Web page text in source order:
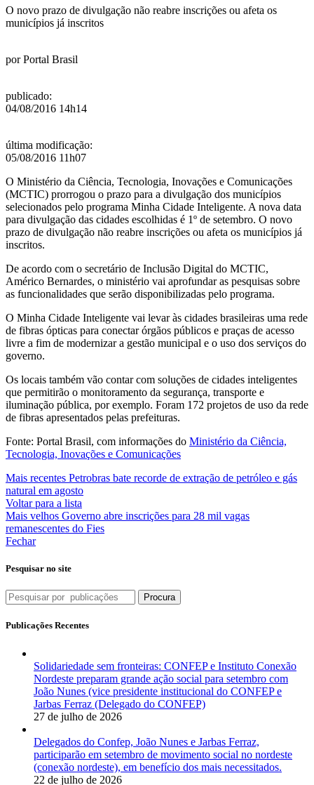
do
O novo prazo de divulgação não reabre inscrições ou afeta os
municípios já inscritos
porPortal Brasil
publicado:
04/08/2016 14h14
última modificação:
05/08/2016 11h07
O Ministério da Ciência, Tecnologia, Inovações e Comunicações
(MCTIC) prorrogou o prazo para a divulgação dos municípios
selecionados pelo programa Minha Cidade Inteligente. A nova data
para divulgação das cidades escolhidas é 1º de setembro. O novo
prazo de divulgação não reabre inscrições ou afeta os municípios já
inscritos.
De acordo com o secretário de Inclusão Digital do MCTIC,
Américo Bernardes, o ministério vai aprofundar as pesquisas sobre
as funcionalidades que serão disponibilizadas pelo programa.
O Minha Cidade Inteligente vai levar às cidades brasileiras uma rede
de fibras ópticas para conectar órgãos públicos e praças de acesso
livre a fim de modernizar a gestão municipal e o uso dos serviços do
governo.
Os locais também vão contar com soluções de cidades inteligentes
que permitirão o monitoramento da segurança, transporte e
iluminação pública, por exemplo. Foram 172 projetos de uso da rede
de fibras apresentados pelas prefeituras.
Fonte: Portal Brasil, com informações do Ministério da Ciência,
Tecnologia, Inovações e Comunicações
Mais recentes Petrobras bate recorde de extração de petróleo e gás
natural em agosto
Voltar para a lista
Mais velhos Governo abre inscrições para 28 mil vagas
remanescentes do Fies
Fechar
Pesquisar no site
Procura
Publicações Recentes
Solidariedade sem fronteiras: CONFEP e Instituto Conexão
Nordeste preparam grande ação social para setembro com
João Nunes (vice presidente institucional do CONFEP e
Jarbas Ferraz (Delegado do CONFEP)
27 de julho de 2026
Delegados do Confep, João Nunes e Jarbas Ferraz,
participarão em setembro de movimento social no nordeste
(conexão nordeste), em benefício dos mais necessitados.
22 de julho de 2026